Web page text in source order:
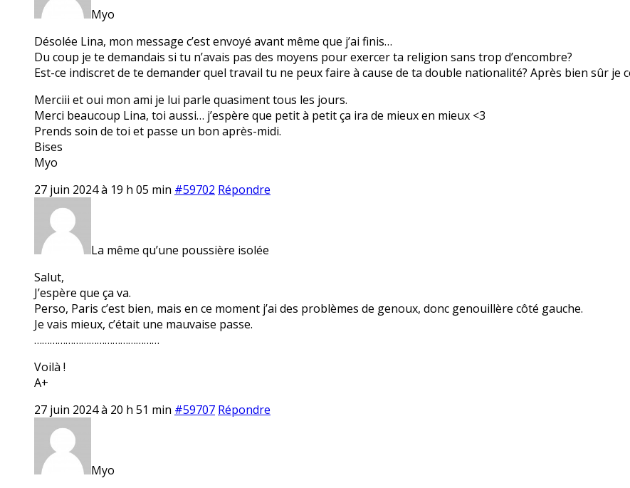
Myo
Désolée Lina, mon message c’est envoyé avant même que j’ai finis…
Du coup je te demandais si tu n’avais pas des moyens pour exercer ta religion sans trop d’encombre?
Est-ce indiscret de te demander quel travail tu ne peux faire à cause de ta double nationalité? Après bien sûr je
Merciii et oui mon ami je lui parle quasiment tous les jours.
Merci beaucoup Lina, toi aussi… j’espère que petit à petit ça ira de mieux en mieux <3
Prends soin de toi et passe un bon après-midi.
Bises
Myo
27 juin 2024 à 19 h 05 min #59702 Répondre
La même qu’une poussière isolée
Salut,
J’espère que ça va.
Perso, Paris c’est bien, mais en ce moment j’ai des problèmes de genoux, donc genouillère côté gauche.
Je vais mieux, c’était une mauvaise passe.
…………………………………………
Voilà !
A+
27 juin 2024 à 20 h 51 min #59707 Répondre
Myo